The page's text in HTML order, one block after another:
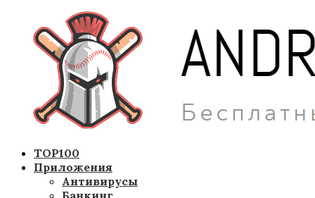
TOP100
Приложения
Антивирусы
Банкинг